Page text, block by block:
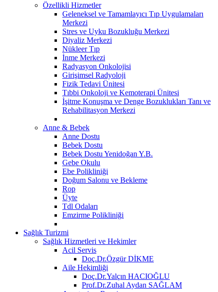
Özellikli Hizmetler
Geleneksel ve Tamamlayıcı Tıp Uygulamaları
Merkezi
Stres ve Uyku Bozukluğu Merkezi
Diyaliz Merkezi
Nükleer Tıp
İnme Merkezi
Radyasyon Onkolojisi
Girişimsel Radyoloji
Fizik Tedavi Ünitesi
Tıbbi Onkoloji ve Kemoterapi Ünitesi
İşitme Konuşma ve Denge Bozuklukları Tanı ve
Rehabilitasyon Merkezi
Anne & Bebek
Anne Dostu
Bebek Dostu
Bebek Dostu Yenidoğan Y.B.
Gebe Okulu
Ebe Polikliniği
Doğum Salonu ve Bekleme
Rop
Üyte
Tdl Odaları
Emzirme Polikliniği
Sağlık Turizmi
Sağlık Hizmetleri ve Hekimler
Acil Servis
Doç.Dr.Özgür DİKME
Aile Hekimliği
Doç.Dr.Yalçın HACIOĞLU
Prof.Dr.Zuhal Aydan SAĞLAM